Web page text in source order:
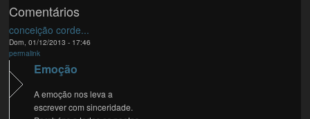
Comentários
conceição corde...
Dom, 01/12/2013 - 17:46
permalink
Emoção
A emoção nos leva a
escrever com sinceridade.